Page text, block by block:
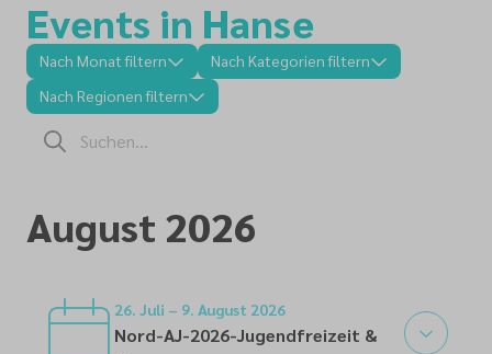
Events in Hanse
Nach Monat filtern
Nach Kategorien filtern
Nach Regionen filtern
August 2026
26. Juli – 9. August 2026
Nord-AJ-2026-Jugendfreizeit &